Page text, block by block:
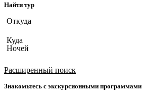
Найти тур
Откуда
Куда
Ночей
Расширенный поиск
Знакомьтесь с экскурсионными программами